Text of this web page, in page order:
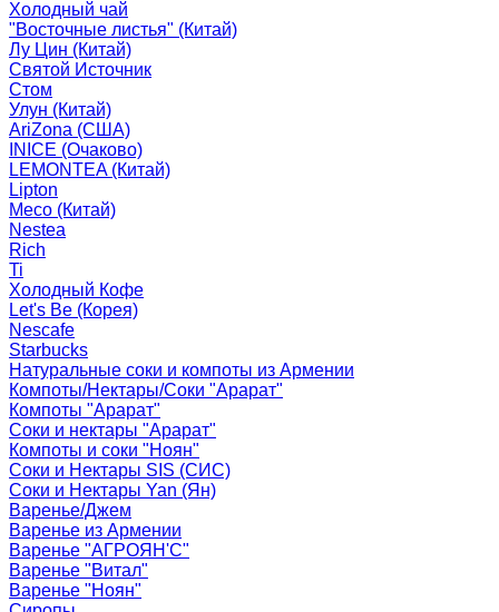
Холодный чай
"Восточные листья" (Китай)
Лу Цин (Китай)
Святой Источник
Стом
Улун (Китай)
AriZona (США)
INICE (Очаково)
LEMONTEA (Китай)
Lipton
Meco (Китай)
Nestea
Rich
Ti
Холодный Кофе
Let's Be (Корея)
Nescafe
Starbucks
Натуральные соки и компоты из Армении
Компоты/Нектары/Соки "Арарат"
Компоты "Арарат"
Соки и нектары "Арарат"
Компоты и соки "Ноян"
Соки и Нектары SIS (СИС)
Соки и Нектары Yan (Ян)
Варенье/Джем
Варенье из Армении
Варенье "АГРОЯН'С"
Варенье "Витал"
Варенье "Ноян"